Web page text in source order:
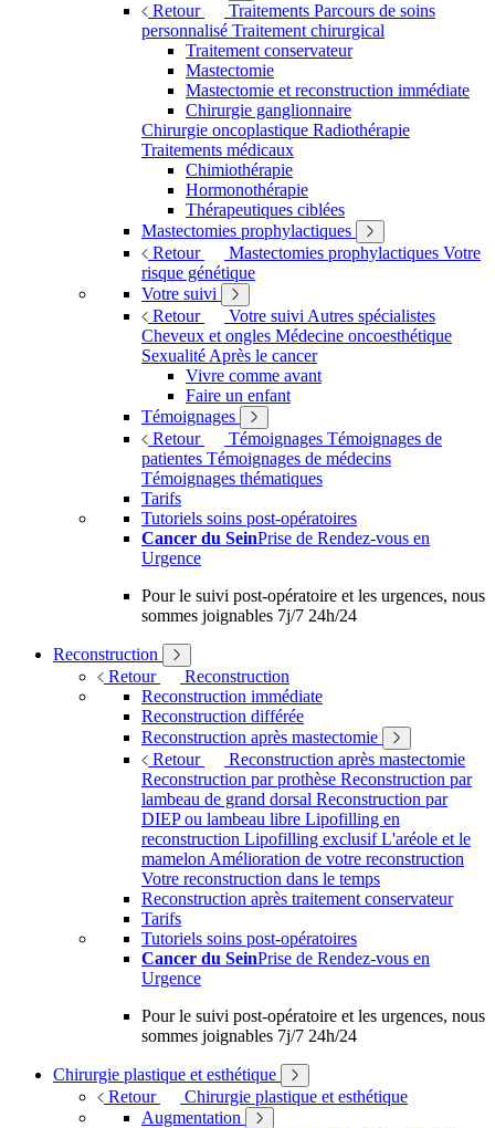
Retour
Traitements Parcours de soins
personnalisé Traitement chirurgical
Traitement conservateur
Mastectomie
Mastectomie et reconstruction immédiate
Chirurgie ganglionnaire
Chirurgie oncoplastique Radiothérapie
Traitements médicaux
Chimiothérapie
Hormonothérapie
Thérapeutiques ciblées
Mastectomies prophylactiques
Retour
Mastectomies prophylactiques Votre
risque génétique
Votre suivi
Retour
Votre suivi Autres spécialistes
Cheveux et ongles Médecine oncoesthétique
Sexualité Après le cancer
Vivre comme avant
Faire un enfant
Témoignages
Retour
Témoignages Témoignages de
patientes Témoignages de médecins
Témoignages thématiques
Tarifs
Tutoriels soins post-opératoires
Cancer du SeinPrise de Rendez-vous en
Urgence
Pour le suivi post-opératoire et les urgences, nous
sommes joignables 7j/7 24h/24
Reconstruction
Retour
Reconstruction
Reconstruction immédiate
Reconstruction différée
Reconstruction après mastectomie
Retour
Reconstruction après mastectomie
Reconstruction par prothèse Reconstruction par
lambeau de grand dorsal Reconstruction par
DIEP ou lambeau libre Lipofilling en
reconstruction Lipofilling exclusifL'aréole et le
mamelon Amélioration de votre reconstruction
Votre reconstruction dans le temps
Reconstruction après traitement conservateur
Tarifs
Tutoriels soins post-opératoires
Cancer du SeinPrise de Rendez-vous en
Urgence
Pour le suivi post-opératoire et les urgences, nous
sommes joignables 7j/7 24h/24
Chirurgie plastique et esthétique
Retour
Chirurgie plastique et esthétique
Augmentation